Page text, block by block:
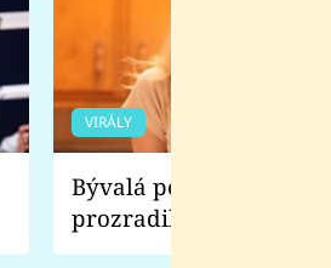
VIRÁLY
Bývalá pornoherečka
prozradila, co ji
natáčení Euforie.